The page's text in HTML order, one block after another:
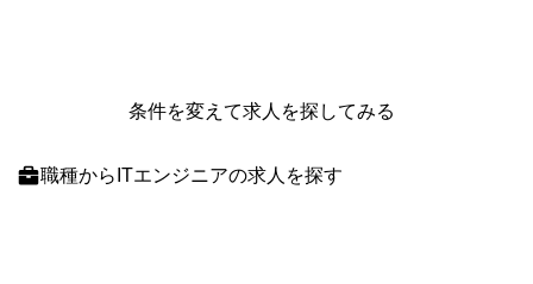
条件を変えて求人を探してみる
職種からITエンジニアの求人を探す